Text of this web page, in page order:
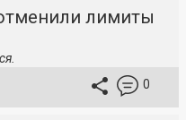
лимиты
0